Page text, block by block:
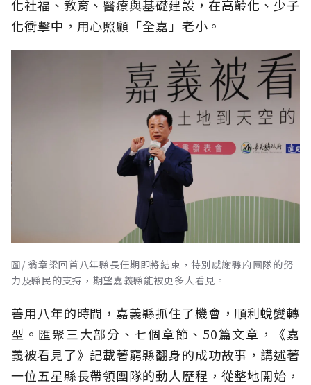
化社福、教育、醫療與基礎建設，在高齡化、少子
化衝擊中，用心照顧「全嘉」老小。
圖/ 翁章梁回首八年縣長任期即將結束，特別感謝縣府團隊的努
力及縣民的支持，期望嘉義縣能被更多人看見。
善用八年的時間，嘉義縣抓住了機會，順利蛻變轉
型。匯聚三大部分、七個章節、50篇文章，《嘉
義被看見了》記載著窮縣翻身的成功故事，講述著
一位五星縣長帶領團隊的動人歷程，從整地開始，